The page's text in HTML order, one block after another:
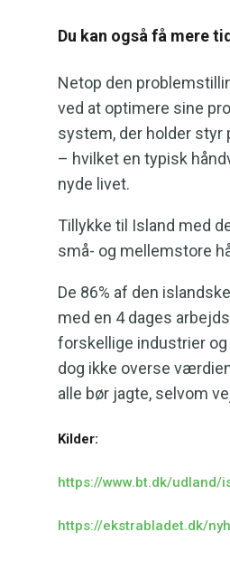
Du kan også få mere tid
Netop den
ved at optimere sine
system, der holder styr
– hvilket en typisk
nyde livet.
Tillykke til Island med
små- og mellemstore
De 86% af den
med en 4 dages
forskellige industrier og
dog ikke overse
alle bør jagte, selvom
Kilder:
https://www.bt.dk/
https://ekstrabladet.dk/